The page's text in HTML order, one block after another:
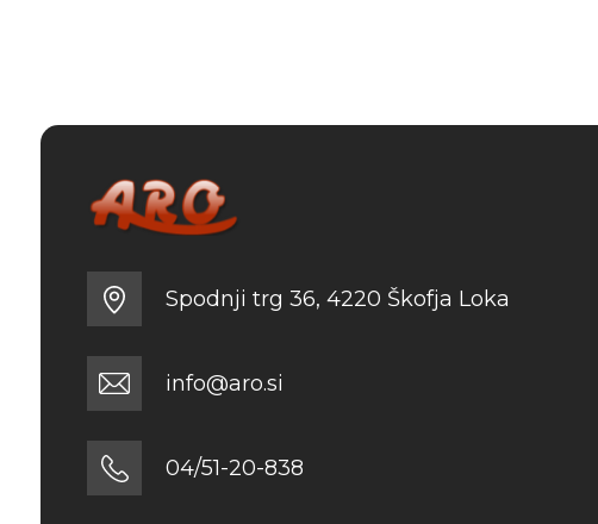
Spodnji trg 36, 4220 Škofja Loka
info@aro.si
04/51-20-838